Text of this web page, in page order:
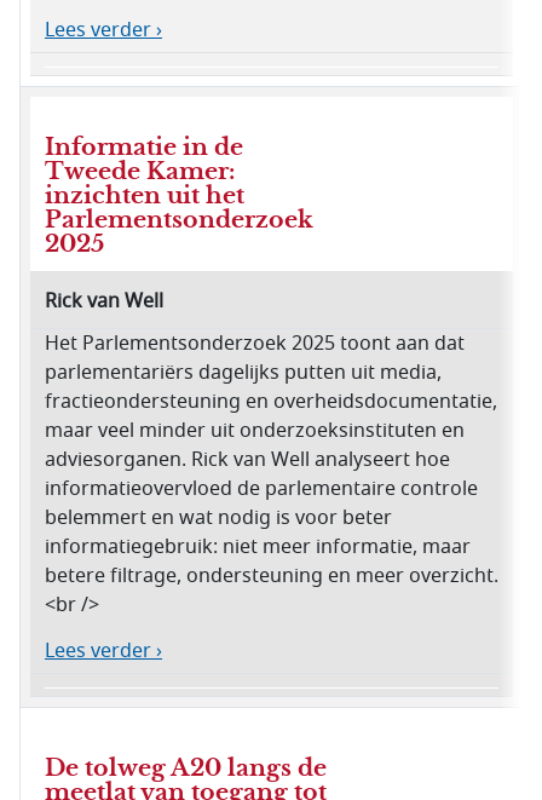
Lees verder ›
Informatie in de
Tweede Kamer:
inzichten uit het
Parlementsonderzoek
2025
Rick van Well
Het Parlementsonderzoek 2025 toont aan dat
parlementariërs dagelijks putten uit media,
fractieondersteuning en overheidsdocumentatie,
maar veel minder uit onderzoeksinstituten en
adviesorganen. Rick van Well analyseert hoe
informatieovervloed de parlementaire controle
belemmert en wat nodig is voor beter
informatiegebruik: niet meer informatie, maar
betere filtrage, ondersteuning en meer overzicht.
<br />
Lees verder ›
De tolweg A20 langs de
meetlat van toegang tot